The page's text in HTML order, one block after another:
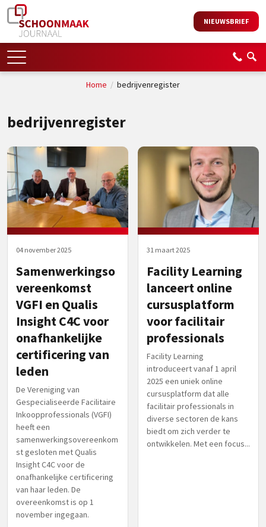
NIEUWSBRIEF
Home / bedrijvenregister
bedrijvenregister
04 november 2025
Samenwerkingso
vereenkomst
VGFI en Qualis
Insight C4C voor
onafhankelijke
certificering van
leden
De Vereniging van
Gespecialiseerde Facilitaire
Inkoopprofessionals (VGFI)
heeft een
samenwerkingsovereenkom
st gesloten met Qualis
Insight C4C voor de
onafhankelijke certificering
van haar leden. De
overeenkomst is op 1
november ingegaan.
31 maart 2025
Facility Learning
lanceert online
cursusplatform
voor facilitair
professionals
Facility Learning
introduceert vanaf 1 april
2025 een uniek online
cursusplatform dat alle
facilitair professionals in
diverse sectoren de kans
biedt om zich verder te
ontwikkelen. Met een focus...